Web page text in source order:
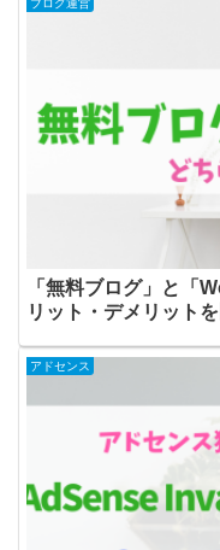
ブログ運営
「無料ブログ」と「
リット・デメリットを
アドセンス